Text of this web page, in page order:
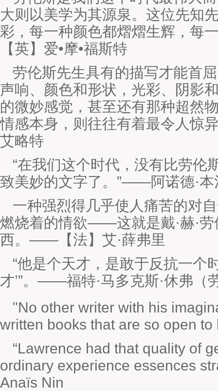
大则以美学为其源泉。这位先知
彩，每一种颜色都熠熠生辉，
【英】爱•摩•福斯特
劳伦斯先生具有的描写才能首
声响、颜色和形状，光彩、阴影
的微妙感觉，甚至还有那种超然
情感本身，则往往有着最令人惊
艾略特
“在我们这个时代，没有比劳伦
致美妙的文字了。”——阿诺德·本
一种强烈得几乎使人痛苦的对
燃烧着的情欲——这就是戴·赫·
西。——【法】艾·薛弗里
“他是个天才，是敢于反抗一个
才’”。——福特·马多克斯·休弗（
"No other writer with his
written books that are so open
“Lawrence had that quality of
ordinary experience essences
Anaïs Nin